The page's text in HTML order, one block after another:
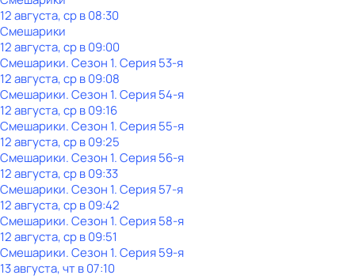
12 августа, ср в 08:30
Смешарики
12 августа, ср в 09:00
Смешарики. Сезон 1. Серия 53-я
12 августа, ср в 09:08
Смешарики. Сезон 1. Серия 54-я
12 августа, ср в 09:16
Смешарики. Сезон 1. Серия 55-я
12 августа, ср в 09:25
Смешарики. Сезон 1. Серия 56-я
12 августа, ср в 09:33
Смешарики. Сезон 1. Серия 57-я
12 августа, ср в 09:42
Смешарики. Сезон 1. Серия 58-я
12 августа, ср в 09:51
Смешарики. Сезон 1. Серия 59-я
13 августа, чт в 07:10